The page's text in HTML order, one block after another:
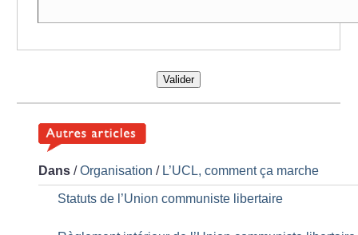
Valider
Dans /Organisation / L’UCL, comment ça marche
Statuts de l’Union communiste libertaire